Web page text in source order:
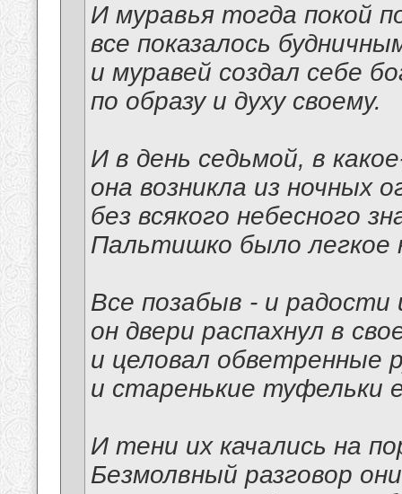
И муравья тогда покой
все показалось
и муравей создал себе
по образу и духу своему.
И в день седьмой, в
она возникла из ночных
без всякого небесного
Пальтишко было легкое
Все позабыв - и радости
он двери распахнул в
и целовал обветренные
и старенькие туфельки
И тени их качались на
Безмолвный разговор